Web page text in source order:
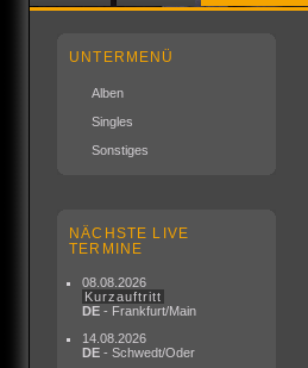
UNTERMENÜ
Alben
Singles
Sonstiges
NÄCHSTE LIVE
TERMINE
08.08.2026
Kurzauftritt
DE - Frankfurt/Main
14.08.2026
DE - Schwedt/Oder